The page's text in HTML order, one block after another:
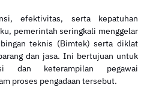
efektivitas, serta kepatuhan
pemerintah seringkali menggelar
teknis (Bimtek) serta diklat
dan jasa. Ini bertujuan untuk
dan keterampilan pegawai
proses pengadaan tersebut.